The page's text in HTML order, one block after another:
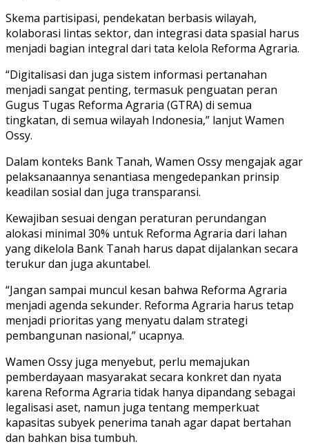
Skema partisipasi, pendekatan berbasis wilayah,
kolaborasi lintas sektor, dan integrasi data spasial harus
menjadi bagian integral dari tata kelola Reforma Agraria.
“Digitalisasi dan juga sistem informasi pertanahan
menjadi sangat penting, termasuk penguatan peran
Gugus Tugas Reforma Agraria (GTRA) di semua
tingkatan, di semua wilayah Indonesia,” lanjut Wamen
Ossy.
Dalam konteks Bank Tanah, Wamen Ossy mengajak agar
pelaksanaannya senantiasa mengedepankan prinsip
keadilan sosial dan juga transparansi.
Kewajiban sesuai dengan peraturan perundangan
alokasi minimal 30% untuk Reforma Agraria dari lahan
yang dikelola Bank Tanah harus dapat dijalankan secara
terukur dan juga akuntabel.
“Jangan sampai muncul kesan bahwa Reforma Agraria
menjadi agenda sekunder. Reforma Agraria harus tetap
menjadi prioritas yang menyatu dalam strategi
pembangunan nasional,” ucapnya.
Wamen Ossy juga menyebut, perlu memajukan
pemberdayaan masyarakat secara konkret dan nyata
karena Reforma Agraria tidak hanya dipandang sebagai
legalisasi aset, namun juga tentang memperkuat
kapasitas subyek penerima tanah agar dapat bertahan
dan bahkan bisa tumbuh.